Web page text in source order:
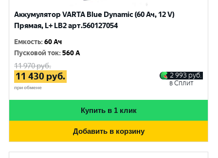
Аккумулятор VARTA Blue Dynamic (60 Ач, 12 V)
Прямая, L+ LB2 арт.560127054
Емкость:60 Ач
Пусковой ток:560 A
11 970руб.
11 430 руб.
при обмене
2 993 руб.
в Сплит
Купить в 1 клик
Добавить в корзину